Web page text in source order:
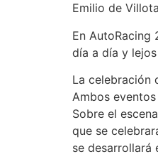
Emilio de
En
día a día y
La celebración
Ambos
Sobre el
que se
se desarrollará